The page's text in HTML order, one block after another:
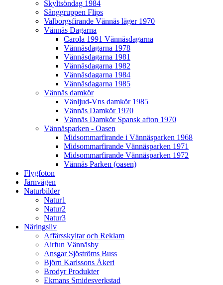
Skyltsöndag 1984
Sånggruppen Flips
Valborgsfirande Vännäs läger 1970
Vännäs Dagarna
Carola 1991 Vännäsdagarna
Vännäsdagarna 1978
Vännäsdagarna 1981
Vännäsdagarna 1982
Vännäsdagarna 1984
Vännäsdagarna 1985
Vännäs damkör
Vänljud-Vns damkör 1985
Vännäs Damkör 1970
Vännäs Damkör Spansk afton 1970
Vännäsparken - Oasen
Midsommarfirande i Vännäsparken 1968
Midsommarfirande Vännäsparken 1971
Midsommarfirande Vännäsparken 1972
Vännäs Parken (oasen)
Flygfoton
Järnvägen
Naturbilder
Natur1
Natur2
Natur3
Näringsliv
Affärsskyltar och Reklam
Airfun Vännäsby
Ansgar Sjöströms Buss
Björn Karlssons Åkeri
Brodyr Produkter
Ekmans Smidesverkstad